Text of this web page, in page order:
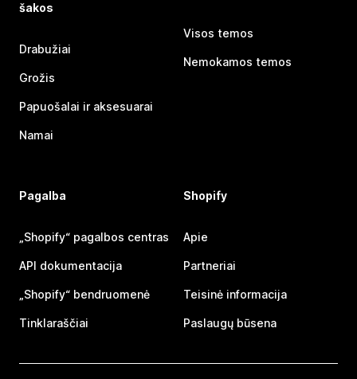
šakos
Drabužiai
Grožis
Papuošalai ir aksesuarai
Namai
Visos temos
Nemokamos temos
Pagalba
„Shopify“ pagalbos centras
API dokumentacija
„Shopify“ bendruomenė
Tinklaraščiai
Shopify
Apie
Partneriai
Teisinė informacija
Paslaugų būsena